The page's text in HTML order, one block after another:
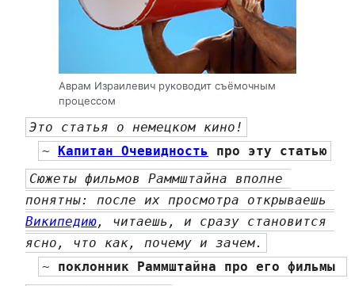
Аврам Израилевич руководит съёмочным
процессом
Это статья о немецком кино!
~ Капитан Очевидность про эту статью
Сюжеты фильмов Раммштайна вполне
Википедию, читаешь, и сразу становится
ясно, что как, почему и зачем.
~